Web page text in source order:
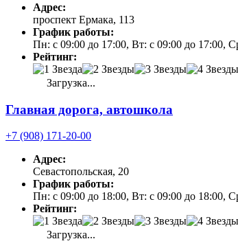
Адрес:
проспект Ермака, 113
График работы:
Пн: с 09:00 до 17:00, Вт: с 09:00 до 17:00,
Рейтинг:
Загрузка...
Главная дорога, автошкола
+7 (908) 171-20-00
Адрес:
Севастопольская, 20
График работы:
Пн: с 09:00 до 18:00, Вт: с 09:00 до 18:00,
Рейтинг:
Загрузка...